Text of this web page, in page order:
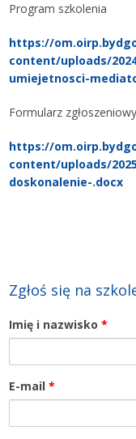
Program szkolenia
https://
content/uploads/
umiejetnosci-
Formularz zgłoszeniowy
https://
content/uploads/
doskonalenie-.docx
Zgłoś się na
Imię i nazwisko*
E-mail*